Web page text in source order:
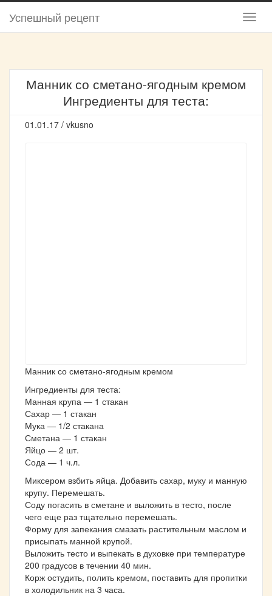
Успешный рецепт
Манник со сметано-ягодным кремом
Ингредиенты для теста:
01.01.17 / vkusno
Манник со сметано-ягодным кремом
Ингредиенты для теста:
Манная крупа — 1 стакан
Сахар — 1 стакан
Мука — 1/2 стакана
Сметана — 1 стакан
Яйцо — 2 шт.
Сода — 1 ч.л.
Миксером взбить яйца. Добавить сахар, муку и манную
крупу. Перемешать.
Соду погасить в сметане и выложить в тесто, после
чего еще раз тщательно перемешать.
Форму для запекания смазать растительным маслом и
присыпать манной крупой.
Выложить тесто и выпекать в духовке при температуре
200 градусов в течении 40 мин.
Корж остудить, полить кремом, поставить для пропитки
в холодильник на 3 часа.